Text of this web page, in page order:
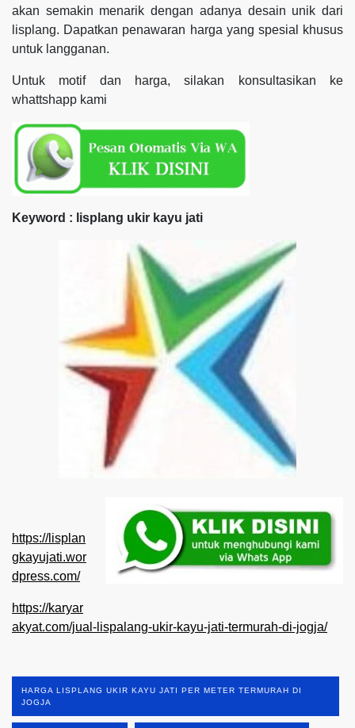
akan semakin menarik dengan adanya desain unik dari
lisplang. Dapatkan penawaran harga yang spesial khusus
untuk langganan.
Untuk motif dan harga, silakan konsultasikan ke
whattshapp kami
Keyword : lisplang ukir kayu jati
https://lisplan
gkayujati.wor
dpress.com/
https://karyar
akyat.com/jual-lispalang-ukir-kayu-jati-termurah-di-jogja/
HARGA LISPLANG UKIR KAYU JATI PER METER TERMURAH DI
JOGJA